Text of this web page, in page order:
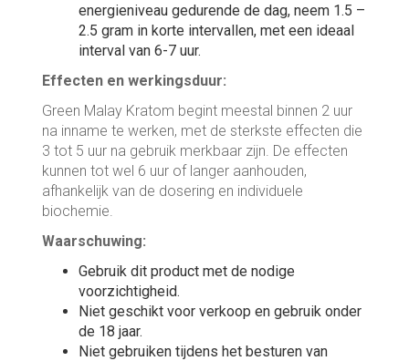
energieniveau gedurende de dag, neem 1.5 –
2.5 gram in korte intervallen, met een ideaal
interval van 6-7 uur.
Effecten en werkingsduur:
Green Malay Kratom begint meestal binnen 2 uur
na inname te werken, met de sterkste effecten die
3 tot 5 uur na gebruik merkbaar zijn. De effecten
kunnen tot wel 6 uur of langer aanhouden,
afhankelijk van de dosering en individuele
biochemie.
Waarschuwing:
Gebruik dit product met de nodige
voorzichtigheid.
Niet geschikt voor verkoop en gebruik onder
de 18 jaar.
Niet gebruiken tijdens het besturen van